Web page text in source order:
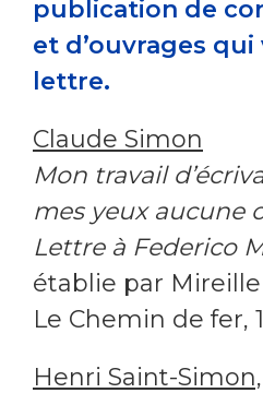
publication de
et d’ouvrages
lettre.
Claude Simon
Mon travail
mes yeux aucune
Lettre à Federico
établie par
Le Chemin de fer,
Henri Saint-Simon,